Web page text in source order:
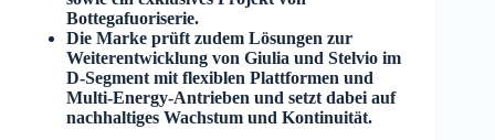
Bottegafuoriserie.
Die Marke prüft zudem Lösungen zur
Weiterentwicklung von Giulia und Stelvio im
D-Segment mit flexiblen Plattformen und
Multi-Energy-Antrieben und setzt dabei auf
nachhaltiges Wachstum und Kontinuität.